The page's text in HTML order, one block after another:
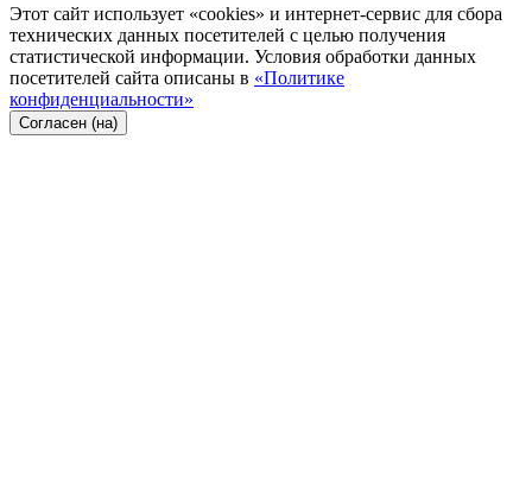
Этот сайт использует «cookies» и интернет-сервис для сбора
технических данных посетителей с целью получения
статистической информации. Условия обработки данных
посетителей сайта описаны в «Политике
конфиденциальности»
Согласен (на)